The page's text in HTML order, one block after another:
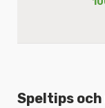
Speltips